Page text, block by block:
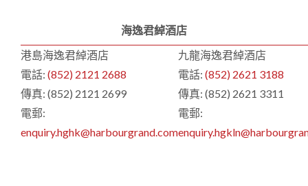
海逸君綽酒店
港島海逸君綽酒店
九龍海逸君綽酒店
電話: (852) 2121 2688 電話: (852) 2621 3188
傳真: (852) 2121 2699
傳真: (852) 2621 3311
電郵:
enquiry.hghk@harbourgrand.com
電郵: